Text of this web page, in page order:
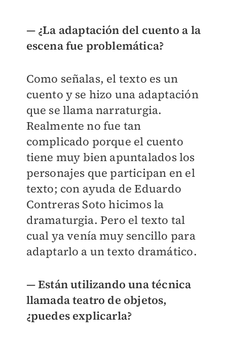
— ¿La adaptación del cuento a la
escena fue problemática?
Como señalas, el texto es un
cuento y se hizo una adaptación
que se llama narraturgia.
Realmente no fue tan
complicado porque el cuento
tiene muy bien apuntalados los
personajes que participan en el
texto; con ayuda de Eduardo
Contreras Soto hicimos la
dramaturgia. Pero el texto tal
cual ya venía muy sencillo para
adaptarlo a un texto dramático.
— Están utilizando una técnica
llamada teatro de objetos,
¿puedes explicarla?